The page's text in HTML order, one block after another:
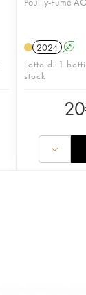
2024 A
Lotto di 1
stock
20